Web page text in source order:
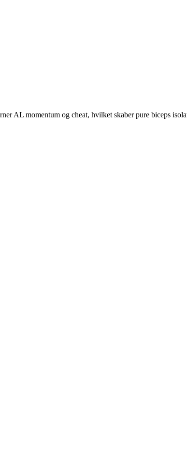
AL momentum og cheat, hvilket skaber pure biceps